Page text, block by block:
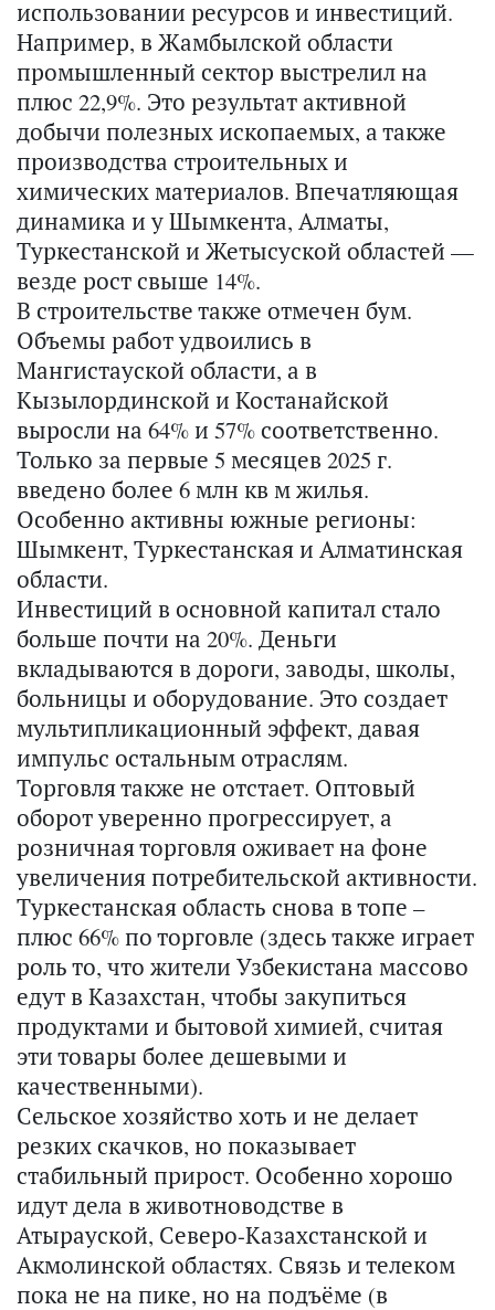
использовании ресурсов и инвестиций.
Например, в Жамбылской области
промышленный сектор выстрелил на
плюс 22,9%. Это результат активной
добычи полезных ископаемых, а также
производства строительных и
химических материалов. Впечатляющая
динамика и у Шымкента, Алматы,
Туркестанской и Жетысуской областей —
везде рост свыше 14%.
В строительстве также отмечен бум.
Объемы работ удвоились в
Мангистауской области, а в
Кызылординской и Костанайской
выросли на 64% и 57% соответственно.
Только за первые 5 месяцев 2025 г.
введено более 6 млн кв м жилья.
Особенно активны южные регионы:
Шымкент, Туркестанская и Алматинская
области.
Инвестиций в основной капитал стало
больше почти на 20%. Деньги
вкладываются в дороги, заводы, школы,
больницы и оборудование. Это создает
мультипликационный эффект, давая
импульс остальным отраслям.
Торговля также не отстает. Оптовый
оборот уверенно прогрессирует, а
розничная торговля оживает на фоне
увеличения потребительской активности.
Туркестанская область снова в топе –
плюс 66% по торговле (здесь также играет
роль то, что жители Узбекистана массово
едут в Казахстан, чтобы закупиться
продуктами и бытовой химией, считая
эти товары более дешевыми и
качественными).
Сельское хозяйство хоть и не делает
резких скачков, но показывает
стабильный прирост. Особенно хорошо
идут дела в животноводстве в
Атырауской, Северо-Казахстанской и
Акмолинской областях. Связь и телеком
пока не на пике, но на подъёме (в